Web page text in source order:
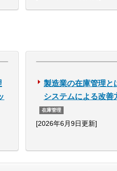
製造業の在庫管理と
システムによる改善
在庫管理
[2026年6月9日更新]